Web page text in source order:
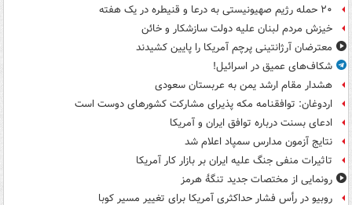
۲۰ حمله رژیم صهیونیستی به درعا و قنیطره در یک هفته
خیزش مردم لبنان علیه دولت سازشکار و خائن
معترضان آرژانتینی پرچم آمریکا را پایین کشیدند
شکاف‌های عمیق در اسرائیل!
هشدار مقام ارشد یمن به عربستان سعودی
اردوغان: توافقنامه مکه پذیرای مشارکت کشورهای دوست است
ادعای بسنت درباره توافق ایران و آمریکا
نتایج آزمون مدارس سمپاد اعلام شد
تاثیرات منفی جنگ علیه ایران بر بازار کار آمریکا
رونمایی از مختصات جدید تنگۀ هرمز
روبیو در رأس فشار حداکثری آمریکا برای تغییر مسیر کوبا